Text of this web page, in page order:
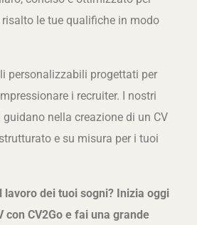
le tue qualifiche in modo
personalizzabili progettati per
i recruiter. I nostri
nella creazione di un CV
e su misura per i tuoi
lavoro dei tuoi sogni? Inizia oggi
con CV2Go e fai una grande